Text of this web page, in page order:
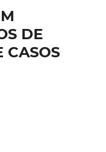
DE
CASOS